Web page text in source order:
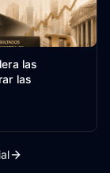
las
las